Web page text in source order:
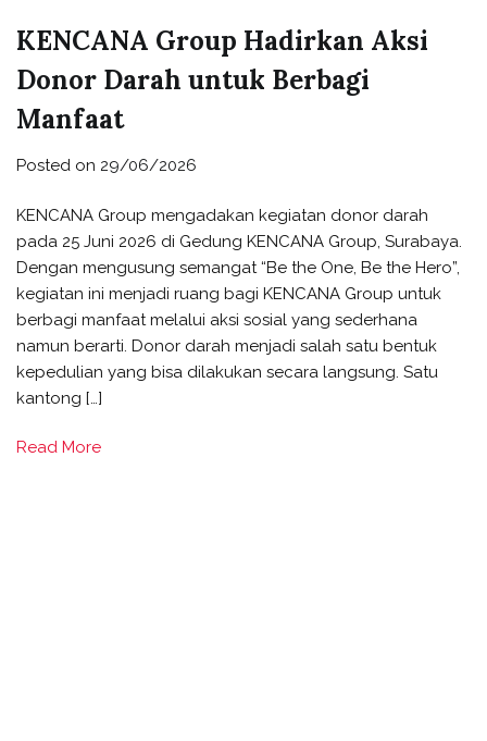
KENCANA Group Hadirkan Aksi
Donor Darah untuk Berbagi
Manfaat
Posted on 29/06/2026
KENCANA Group mengadakan kegiatan donor darah
pada 25 Juni 2026 di Gedung KENCANA Group, Surabaya.
Dengan mengusung semangat “Be the One, Be the Hero”,
kegiatan ini menjadi ruang bagi KENCANA Group untuk
berbagi manfaat melalui aksi sosial yang sederhana
namun berarti. Donor darah menjadi salah satu bentuk
kepedulian yang bisa dilakukan secara langsung. Satu
kantong […]
Read More